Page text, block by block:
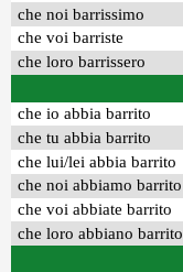
che noi barrissimo
che voi barriste
che loro barrissero
che io abbia barrito
che tu abbia barrito
che lui/lei abbia barrito
che noi abbiamo barrito
che voi abbiate barrito
che loro abbiano barrito